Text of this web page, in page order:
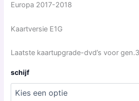
Europa 2017-2018
Kaartversie E1G
Laatste kaartupgrade-dvd’s voor
schijf